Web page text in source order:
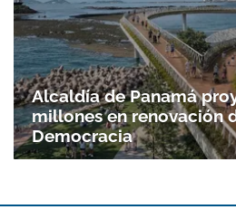
Alcaldía de Panamá
millones en renovación
Democracia